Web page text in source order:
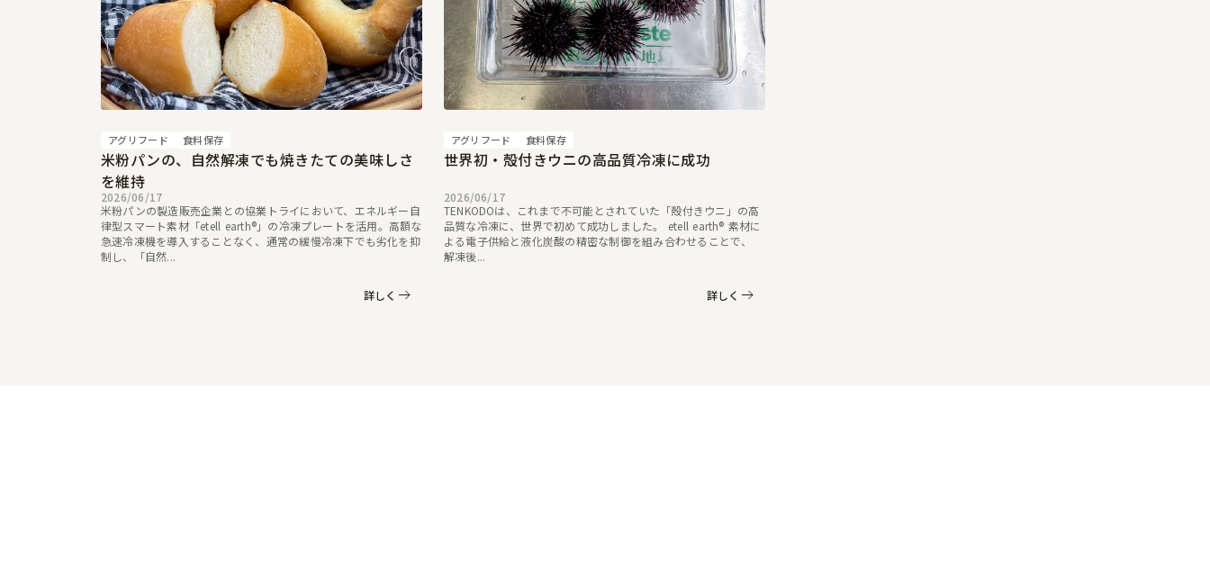
アグリフード 食料保存
米粉パンの、自然解凍でも焼きたての美味しさ
を維持
2026/06/17
米粉パンの製造販売企業との協業トライにおいて、エネルギー自
律型スマート素材「etell earth®」の冷凍プレートを活用。高額な
急速冷凍機を導入することなく、通常の緩慢冷凍下でも劣化を抑
制し、「自然...
詳しく
アグリフード 食料保存
世界初・殻付きウニの高品質冷凍に成功
2026/06/17
TENKODOは、これまで不可能とされていた「殻付きウニ」の高
品質な冷凍に、世界で初めて成功しました。 etell earth® 素材に
よる電子供給と液化炭酸の精密な制御を組み合わせることで、
解凍後...
詳しく